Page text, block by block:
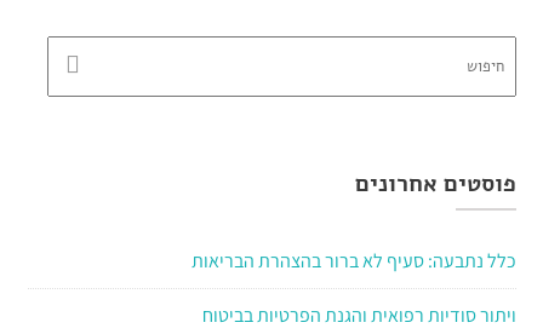
פוסטים אחרונים
כלל נתבעה: סעיף לא ברור בהצהרת הבריאות
ויתור סודיות רפואית והגנת הפרטיות בביטוח